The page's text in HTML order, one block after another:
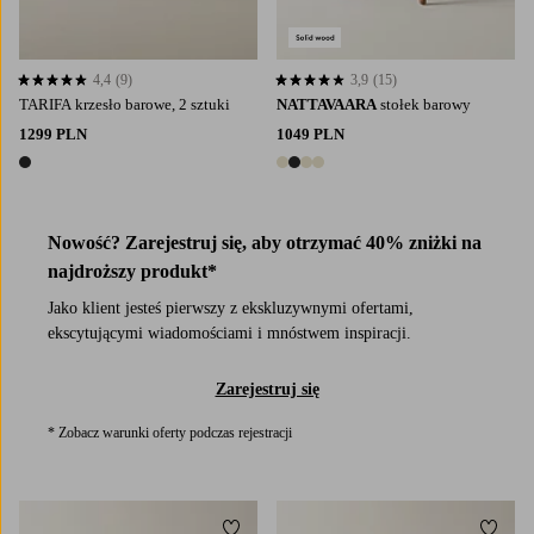
TARIFA krzesło barowe, 2 sztuki
1299 PLN
1 kolor
4,4 opierając się na 9 ocenach
4,4 (9)
NATTAVAARA stołek barowy
1049 PLN
4 kolory
3,9 opierając się na 15 ocenach
3,9 (15)
Nowość? Zarejestruj się, aby otrzymać 40% zniżki na
najdroższy produkt*
Jako klient jesteś pierwszy z ekskluzywnymi ofertami,
ekscytującymi wiadomościami i mnóstwem inspiracji.
Zarejestruj się
* Zobacz warunki oferty podczas rejestracji